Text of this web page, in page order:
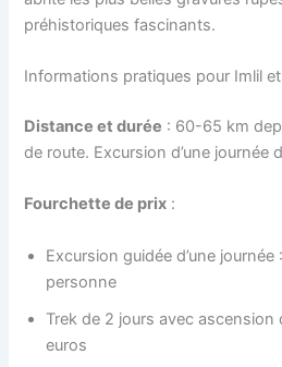
préhistoriques fascinants.
Informations pratiques pour Imlil
Distance et durée : 60-65 km
de route. Excursion d’une journée
Fourchette de prix :
Excursion guidée d’une
personne
Trek de 2 jours avec
euros